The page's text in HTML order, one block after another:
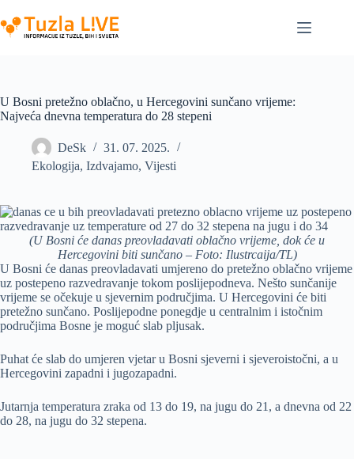
to
content
U Bosni pretežno oblačno, u Hercegovini sunčano vrijeme:
Najveća dnevna temperatura do 28 stepeni
DeSk
31. 07. 2025.
Ekologija, Izdvajamo, Vijesti
(U Bosni će danas preovladavati oblačno vrijeme, dok će u
Hercegovini biti sunčano – Foto: Ilustrcaija/TL)
U Bosni će danas preovladavati umjereno do pretežno oblačno vrijeme
uz postepeno razvedravanje tokom poslijepodneva. Nešto sunčanije
vrijeme se očekuje u sjevernim područjima. U Hercegovini će biti
pretežno sunčano. Poslijepodne ponegdje u centralnim i istočnim
područjima Bosne je moguć slab pljusak.
Puhat će slab do umjeren vjetar u Bosni sjeverni i sjeveroistočni, a u
Hercegovini zapadni i jugozapadni.
Jutarnja temperatura zraka od 13 do 19, na jugu do 21, a dnevna od 22
do 28, na jugu do 32 stepena.